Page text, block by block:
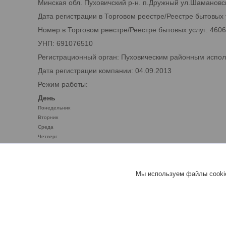
Минская обл. Пуховичский р-н. п.Дружный
Дата регистрации в Торговом реестре/Реестре бытовых
Номер в Торговом реестре/Реестре бытовых услуг:
УНП: 691076510
Регистрационный орган: Пуховическим районным
Дата регистрации компании: 04.09.2013
Режим работы:
День
Понедельник
Вторник
Среда
Четверг
Мы используем файлы